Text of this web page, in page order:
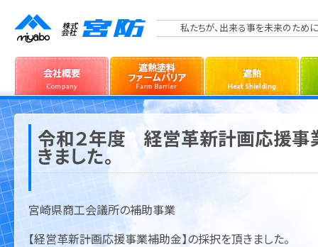
私たちが、出来る事を未来のために
令和２年度 経営革新計画応援事
きました。
宮崎県商工会議所の補助事業
【経営革新計画応援事業補助金】の採択を頂きました。